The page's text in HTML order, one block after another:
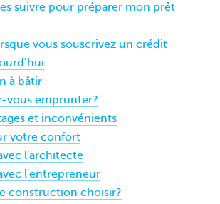
suivre pour préparer mon prêt
vous souscrivez un crédit
à bâtir
vous emprunter?
et inconvénients
votre confort
l'architecte
l'entrepreneur
construction choisir?